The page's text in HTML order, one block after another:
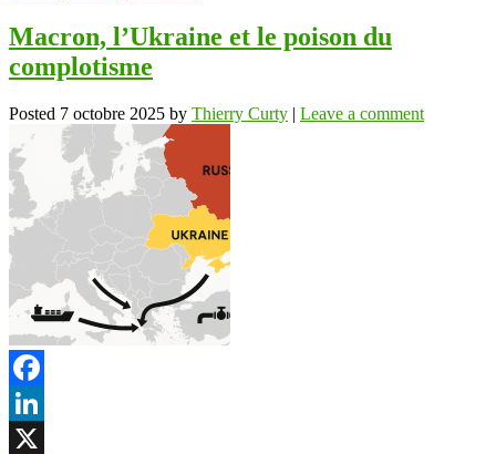
Macron, l’Ukraine et le poison du
complotisme
Posted 7 octobre 2025 by Thierry Curty | Leave a comment
Facebook
LinkedIn